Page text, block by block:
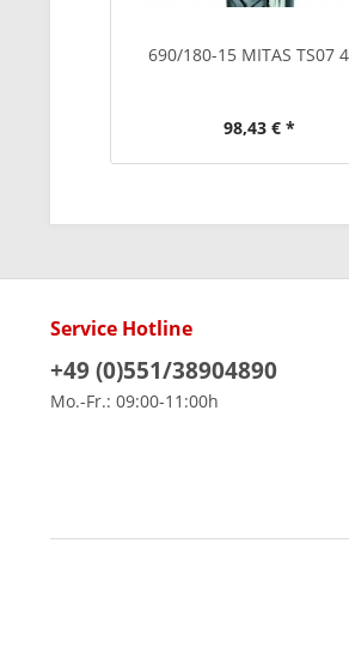
690/180-15 MITAS TS07
98,43 € *
Service Hotline
+49 (0)551/38904890
Mo.-Fr.: 09:00-11:00h